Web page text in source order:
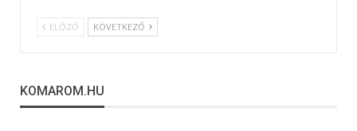
ELŐZŐ KÖVETKEZŐ
KOMAROM.HU